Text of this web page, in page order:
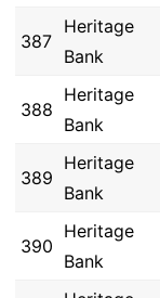
387
Heritage
Bank
388
Heritage
Bank
389
Heritage
Bank
390
Heritage
Bank